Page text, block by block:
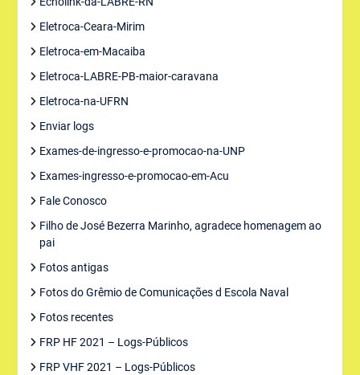
Eletroca-Ceara-Mirim
Eletroca-em-Macaiba
Eletroca-LABRE-PB-maior-caravana
Eletroca-na-UFRN
Enviar logs
Exames-de-ingresso-e-promocao-na-UNP
Exames-ingresso-e-promocao-em-Acu
Fale Conosco
Filho de José Bezerra Marinho, agradece homenagem ao
pai
Fotos antigas
Fotos do Grêmio de Comunicações d Escola Naval
Fotos recentes
FRP HF 2021 – Logs-Públicos
FRP VHF 2021 – Logs-Públicos